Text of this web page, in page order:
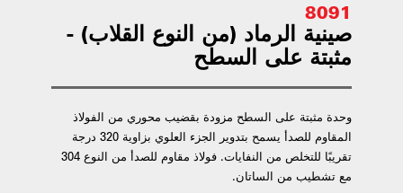
8091
صينية الرماد (من النوع القلاب) -
مثبتة على السطح
وحدة مثبتة على السطح مزودة بقضيب محوري من الفولاذ
المقاوم للصدأ يسمح بتدوير الجزء العلوي بزاوية 320 درجة
تقريبًا للتخلص من النفايات. فولاذ مقاوم للصدأ من النوع 304
مع تشطيب من الساتان.